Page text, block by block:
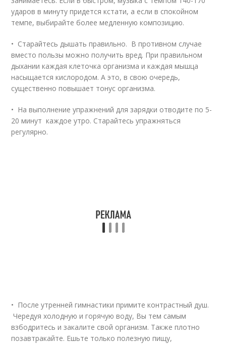
ударов в минуту придется кстати, а если в спокойном
темпе, выбирайте более медленную композицию.
• Старайтесь дышать правильно. В противном случае
вместо пользы можно получить вред. При правильном
дыхании каждая клеточка организма и каждая мышца
насыщается кислородом. А это, в свою очередь,
существенно повышает тонус организма.
• На выполнение упражнений для зарядки отводите по 5-
20 минут каждое утро. Старайтесь упражняться
регулярно.
• После утренней гимнастики примите контрастный душ.
Чередуя холодную и горячую воду, Вы тем самым
взбодритесь и закалите свой организм. Также плотно
позавтракайте. Ешьте только полезную пищу,